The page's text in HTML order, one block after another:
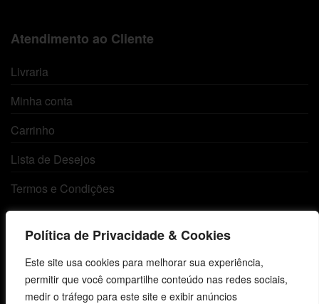
Política de Privacidade & Cookies
Este site usa cookies para melhorar sua experiência,
permitir que você compartilhe conteúdo nas redes sociais,
medir o tráfego para este site e exibir anúncios
Atendimento ao Cliente
Livraria
Minha conta
Carrinho
Lista de Desejos
Termos e Condições
Centro de Estudos Bíblicos
CNPJ: 29.832.607/0001-10
São Leopoldo, RS, Brasil